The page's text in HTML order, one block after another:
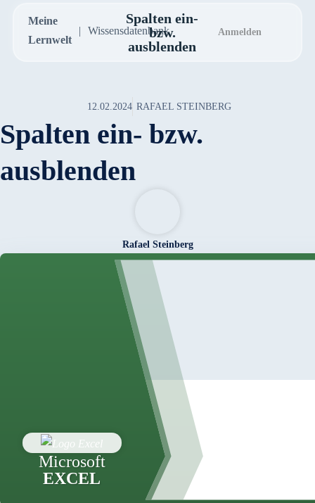
Meine
Lernwelt
Wissensdatenbank
Spalten ein-
bzw.
ausblenden
Anmelden
12.02.2024 RAFAEL STEINBERG
Spalten ein- bzw.
ausblenden
Rafael Steinberg
Microsoft
EXCEL